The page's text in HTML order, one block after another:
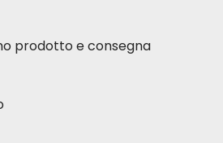
prodotto e consegna